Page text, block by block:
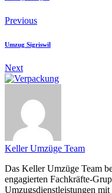
Previous
Umzug Sigriswil
Next
Keller Umzüge Team
Das Keller Umzüge Team
engagierten Fachkräfte-
Umzugsdienstleistungen